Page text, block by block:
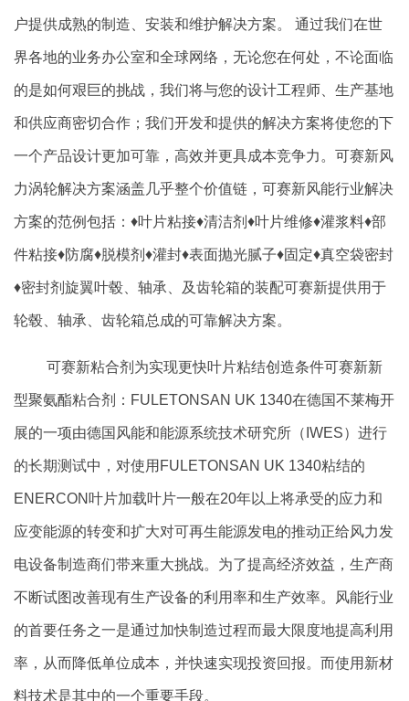
户提供成熟的制造、安装和维护解决方案。 通过我们在世
界各地的业务办公室和全球网络，无论您在何处，不论面临
的是如何艰巨的挑战，我们将与您的设计工程师、生产基地
和供应商密切合作；我们开发和提供的解决方案将使您的下
一个产品设计更加可靠，高效并更具成本竞争力。可赛新风
力涡轮解决方案涵盖几乎整个价值链，可赛新风能行业解决
方案的范例包括：♦叶片粘接♦清洁剂♦叶片维修♦灌浆料♦部
件粘接♦防腐♦脱模剂♦灌封♦表面抛光腻子♦固定♦真空袋密封
♦密封剂旋翼叶毂、轴承、及齿轮箱的装配可赛新提供用于
轮毂、轴承、齿轮箱总成的可靠解决方案。
可赛新粘合剂为实现更快叶片粘结创造条件可赛新新
型聚氨酯粘合剂：FULETONSAN UK 1340在德国不莱梅开
展的一项由德国风能和能源系统技术研究所（IWES）进行
的长期测试中，对使用FULETONSAN UK 1340粘结的
ENERCON叶片加载叶片一般在20年以上将承受的应力和
应变能源的转变和扩大对可再生能源发电的推动正给风力发
电设备制造商们带来重大挑战。为了提高经济效益，生产商
不断试图改善现有生产设备的利用率和生产效率。风能行业
的首要任务之一是通过加快制造过程而最大限度地提高利用
率，从而降低单位成本，并快速实现投资回报。而使用新材
料技术是其中的一个重要手段。